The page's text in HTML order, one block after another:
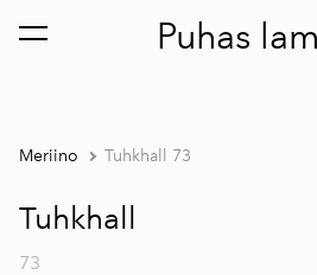
Puhas
lisati ostukorvi. Vaata ostukorvi
Meriino Tuhkhall 73
Tuhkhall
73